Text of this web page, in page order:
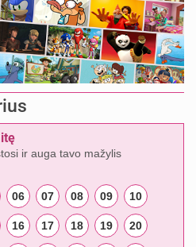
ir auga tavo mažylis
06 07 08 09 10
16 17 18 19 20